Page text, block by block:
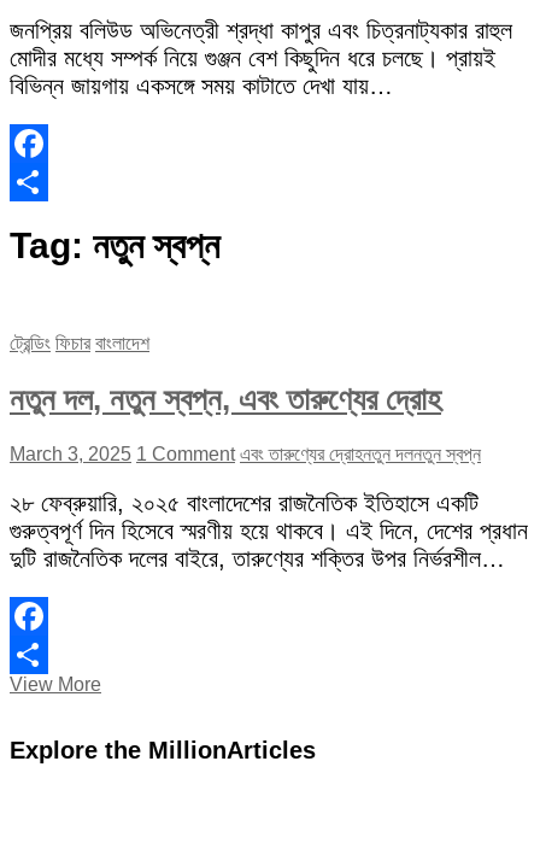
জনপ্রিয় বলিউড অভিনেত্রী শ্রদ্ধা কাপুর এবং চিত্রনাট্যকার রাহুল
মোদীর মধ্যে সম্পর্ক নিয়ে গুঞ্জন বেশ কিছুদিন ধরে চলছে। প্রায়ই
বিভিন্ন জায়গায় একসঙ্গে সময় কাটাতে দেখা যায়…
Facebook
Tag: নতুন স্বপ্ন
ট্রেন্ডিং ফিচার বাংলাদেশ
নতুন দল, নতুন স্বপ্ন, এবং তারুণ্যের দ্রোহ
March 3, 2025 1 Comment এবং তারুণ্যের দ্রোহনতুন দলনতুন স্বপ্ন
২৮ ফেব্রুয়ারি, ২০২৫ বাংলাদেশের রাজনৈতিক ইতিহাসে একটি
গুরুত্বপূর্ণ দিন হিসেবে স্মরণীয় হয়ে থাকবে। এই দিনে, দেশের প্রধান
দুটি রাজনৈতিক দলের বাইরে, তারুণ্যের শক্তির উপর নির্ভরশীল…
Facebook
Share
View Moreনতুন
স্বপ্ন,
Explore the MillionArticles